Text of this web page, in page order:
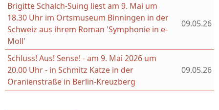
Brigitte Schalch-Suing liest am 9. Mai um
18.30 Uhr im Ortsmuseum Binningen in der
Schweiz aus ihrem Roman 'Symphonie in e-
Moll'
09.05.26
Schluss! Aus! Sense! - am 9. Mai 2026 um
20.00 Uhr - in Schmitz Katze in der
Oranienstraße in Berlin-Kreuzberg
09.05.26